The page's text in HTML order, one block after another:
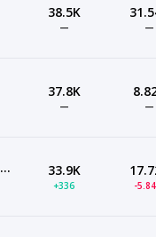
38.5K
— —
37.8K
— —
33.9K
+336 -